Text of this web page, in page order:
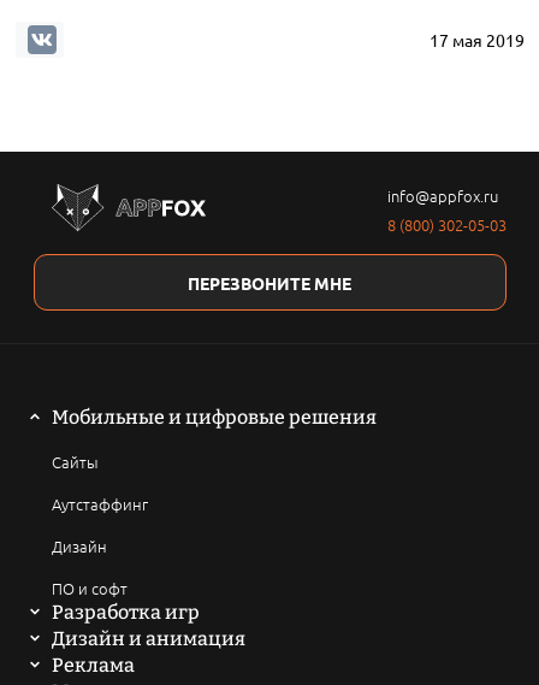
17 мая 2019
info@appfox.ru
8 (800) 302-05-03
ПЕРЕЗВОНИТЕ МНЕ
Мобильные и цифровые решения
Сайты
Аутстаффинг
Дизайн
ПО и софт
Разработка игр
Мобильные игры
Дизайн и анимация
2D анимация
Реклама